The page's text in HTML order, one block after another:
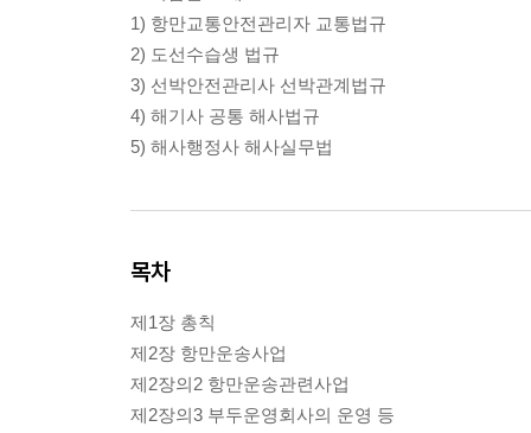
1) 항만교통안전관리자 교통법규
2) 도선수습생 법규
3) 선박안전관리사 선박관계법규
4) 해기사 공통 해사법규
5) 해사행정사 해사실무법
목차
제1장 총칙
제2장 항만운송사업
제2장의2 항만운송관련사업
제2장의3 부두운영회사의 운영 등